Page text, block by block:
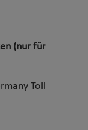
(nur für
Toll